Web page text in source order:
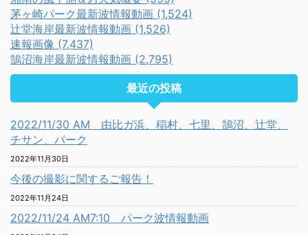
茅ヶ崎パーク最新波情報動画 (1,524)
辻堂海岸最新波情報動画 (1,526)
速報画像 (7,437)
鵠沼海岸最新波情報動画 (2,795)
最近の投稿
2022/11/30 AM 由比ガ浜、稲村、七里、鵠沼、辻堂、
チサン、パーク
2022年11月30日
今後の撮影に関するご報告！
2022年11月24日
2022/11/24 AM7:10 パーク波情報動画